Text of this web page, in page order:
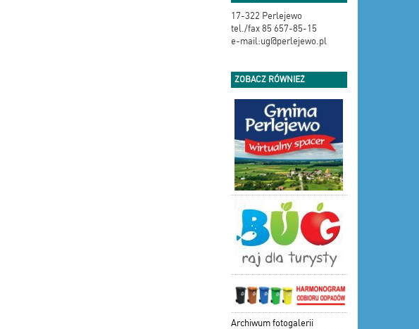
17-322 Perlejewo
tel./fax 85 657-85-15
e-mail:ug@perlejewo.pl
ZOBACZ RÓWNIEŻ
Archiwum fotogalerii